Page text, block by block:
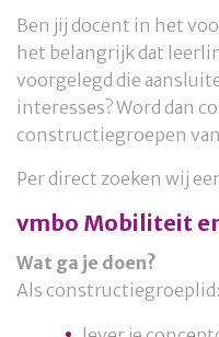
Ben jij docent in het
het belangrijk dat
voorgelegd die
interesses? Word dan
constructiegroepen
Per direct zoeken wij
vmbo Mobiliteit
Wat ga je doen?
Als constructiegroeplid: